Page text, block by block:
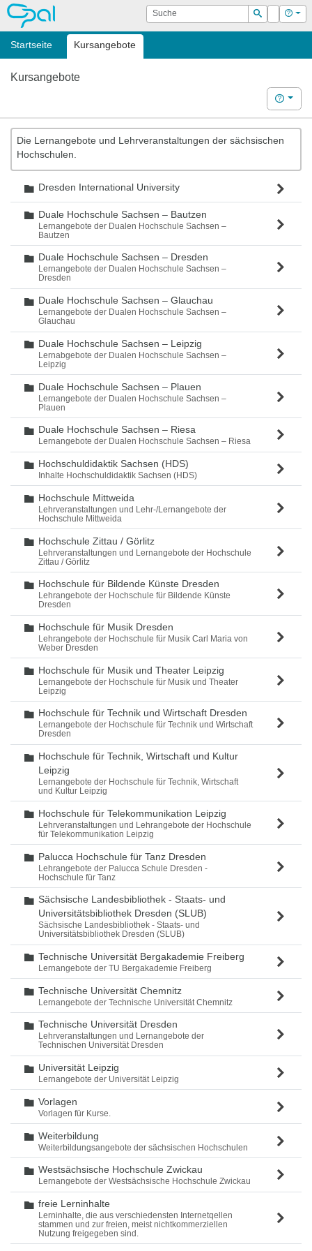
OPAL Suche
Suchen
Login Hilfe
Startseite Kursangebote
Kursangebote
Hilfe
Die Lernangebote und Lehrveranstaltungen der sächsischen
Hochschulen.
Ordner
Dresden International University
Ordner
Duale Hochschule Sachsen – Bautzen
Lernangebote der Dualen Hochschule Sachsen –
Bautzen
Ordner
Duale Hochschule Sachsen – Dresden
Lernangebote der Dualen Hochschule Sachsen –
Dresden
Ordner
Duale Hochschule Sachsen – Glauchau
Lernangebote der Dualen Hochschule Sachsen –
Glauchau
Ordner
Duale Hochschule Sachsen – Leipzig
Lernabgebote der Dualen Hochschule Sachsen –
Leipzig
Ordner
Duale Hochschule Sachsen – Plauen
Lernangebote der Dualen Hochschule Sachsen –
Plauen
Ordner
Duale Hochschule Sachsen – Riesa
Lernangebote der Dualen Hochschule Sachsen – Riesa
Ordner
Hochschuldidaktik Sachsen (HDS)
Inhalte Hochschuldidaktik Sachsen (HDS)
Ordner
Hochschule Mittweida
Lehrveranstaltungen und Lehr-/Lernangebote der
Hochschule Mittweida
Ordner
Hochschule Zittau / Görlitz
Lehrveranstaltungen und Lernangebote der Hochschule
Zittau / Görlitz
Ordner
Hochschule für Bildende Künste Dresden
Lehrangebote der Hochschule für Bildende Künste
Dresden
Ordner
Hochschule für Musik Dresden
Lehrangebote der Hochschule für Musik Carl Maria von
Weber Dresden
Ordner
Hochschule für Musik und Theater Leipzig
Lernangebote der Hochschule für Musik und Theater
Leipzig
Ordner
Hochschule für Technik und Wirtschaft Dresden
Lernangebote der Hochschule für Technik und Wirtschaft
Dresden
Ordner
Hochschule für Technik, Wirtschaft und Kultur
Leipzig
Lernangebote der Hochschule für Technik, Wirtschaft
und Kultur Leipzig
Ordner
Hochschule für Telekommunikation Leipzig
Lehrveranstaltungen und Lehrangebote der Hochschule
für Telekommunikation Leipzig
Ordner
Palucca Hochschule für Tanz Dresden
Lehrangebote der Palucca Schule Dresden -
Hochschule für Tanz
Ordner
Sächsische Landesbibliothek - Staats- und
Universitätsbibliothek Dresden (SLUB)
Sächsische Landesbibliothek - Staats- und
Universitätsbibliothek Dresden (SLUB)
Ordner
Technische Universität Bergakademie Freiberg
Lernangebote der TU Bergakademie Freiberg
Ordner
Technische Universität Chemnitz
Lernangebote der Technische Universität Chemnitz
Ordner
Technische Universität Dresden
Lehrveranstaltungen und Lernangebote der
Technischen Universität Dresden
Ordner
Universität Leipzig
Lernangebote der Universität Leipzig
Ordner
Vorlagen
Vorlagen für Kurse.
Ordner
Weiterbildung
Weiterbildungsangebote der sächsischen Hochschulen
Ordner
Westsächsische Hochschule Zwickau
Lernangebote der Westsächsische Hochschule Zwickau
Ordner
freie Lerninhalte
Lerninhalte, die aus verschiedensten Internetqellen
stammen und zur freien, meist nichtkommerziellen
Nutzung freigegeben sind.